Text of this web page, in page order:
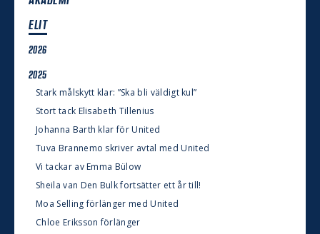
ELIT
2026
2025
Stark målskytt klar: ”Ska bli väldigt kul”
Stort tack Elisabeth Tillenius
Johanna Barth klar för United
Tuva Brannemo skriver avtal med United
Vi tackar av Emma Bülow
Sheila van Den Bulk fortsätter ett år till!
Moa Selling förlänger med United
Chloe Eriksson förlänger